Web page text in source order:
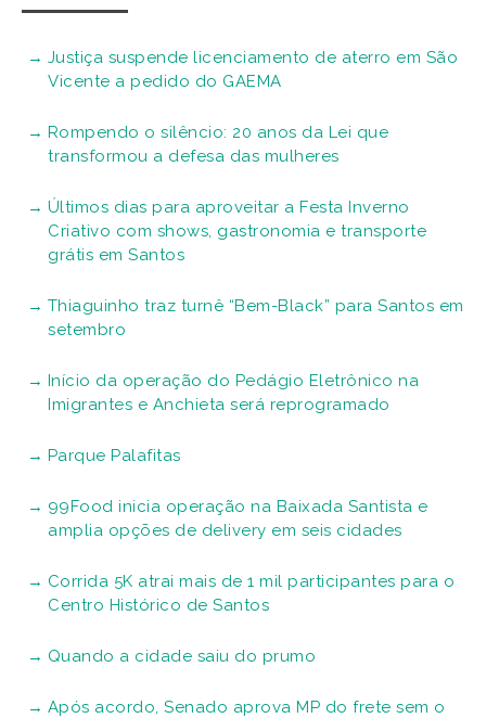
Justiça suspende licenciamento de aterro em São
Vicente a pedido do GAEMA
Rompendo o silêncio: 20 anos da Lei que
transformou a defesa das mulheres
Últimos dias para aproveitar a Festa Inverno
Criativo com shows, gastronomia e transporte
grátis em Santos
Thiaguinho traz turnê “Bem-Black” para Santos em
setembro
Início da operação do Pedágio Eletrônico na
Imigrantes e Anchieta será reprogramado
Parque Palafitas
99Food inicia operação na Baixada Santista e
amplia opções de delivery em seis cidades
Corrida 5K atrai mais de 1 mil participantes para o
Centro Histórico de Santos
Quando a cidade saiu do prumo
Após acordo, Senado aprova MP do frete sem o